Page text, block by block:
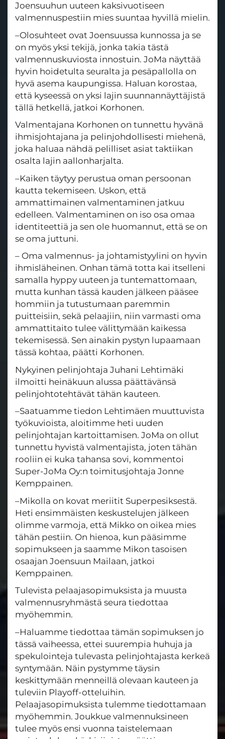
Joensuuhun uuteen kaksivuotiseen
valmennuspestiin mies suuntaa hyvillä mielin.
–Olosuhteet ovat Joensuussa kunnossa ja se
on myös yksi tekijä, jonka takia tästä
valmennuskuviosta innostuin. JoMa näyttää
hyvin hoidetulta seuralta ja pesäpallolla on
hyvä asema kaupungissa. Haluan korostaa,
että kyseessä on yksi lajin suunnannäyttäjistä
tällä hetkellä, jatkoi Korhonen.
Valmentajana Korhonen on tunnettu hyvänä
ihmisjohtajana ja pelinjohdollisesti miehenä,
joka haluaa nähdä pelilliset asiat taktiikan
osalta lajin aallonharjalta.
–Kaiken täytyy perustua oman persoonan
kautta tekemiseen. Uskon, että
ammattimainen valmentaminen jatkuu
edelleen. Valmentaminen on iso osa omaa
identiteettiä ja sen ole huomannut, että se on
se oma juttuni.
– Oma valmennus- ja johtamistyylini on hyvin
ihmisläheinen. Onhan tämä totta kai itselleni
samalla hyppy uuteen ja tuntemattomaan,
mutta kunhan tässä kauden jälkeen pääsee
hommiin ja tutustumaan paremmin
puitteisiin, sekä pelaajiin, niin varmasti oma
ammattitaito tulee välittymään kaikessa
tekemisessä. Sen ainakin pystyn lupaamaan
tässä kohtaa, päätti Korhonen.
Nykyinen pelinjohtaja Juhani Lehtimäki
ilmoitti heinäkuun alussa päättävänsä
pelinjohtotehtävät tähän kauteen.
–Saatuamme tiedon Lehtimäen muuttuvista
työkuvioista, aloitimme heti uuden
pelinjohtajan kartoittamisen. JoMa on ollut
tunnettu hyvistä valmentajista, joten tähän
rooliin ei kuka tahansa sovi, kommentoi
Super-JoMa Oy:n toimitusjohtaja Jonne
Kemppainen.
–Mikolla on kovat meriitit Superpesiksestä.
Heti ensimmäisten keskustelujen jälkeen
olimme varmoja, että Mikko on oikea mies
tähän pestiin. On hienoa, kun pääsimme
sopimukseen ja saamme Mikon tasoisen
osaajan Joensuun Mailaan, jatkoi
Kemppainen.
Tulevista pelaajasopimuksista ja muusta
valmennusryhmästä seura tiedottaa
myöhemmin.
–Haluamme tiedottaa tämän sopimuksen jo
tässä vaiheessa, ettei suurempia huhuja ja
spekulointeja tulevasta pelinjohtajasta kerkeä
syntymään. Näin pystymme täysin
keskittymään menneillä olevaan kauteen ja
tuleviin Playoff-otteluihin.
Pelaajasopimuksista tulemme tiedottamaan
myöhemmin. Joukkue valmennuksineen
tulee myös ensi vuonna taistelemaan